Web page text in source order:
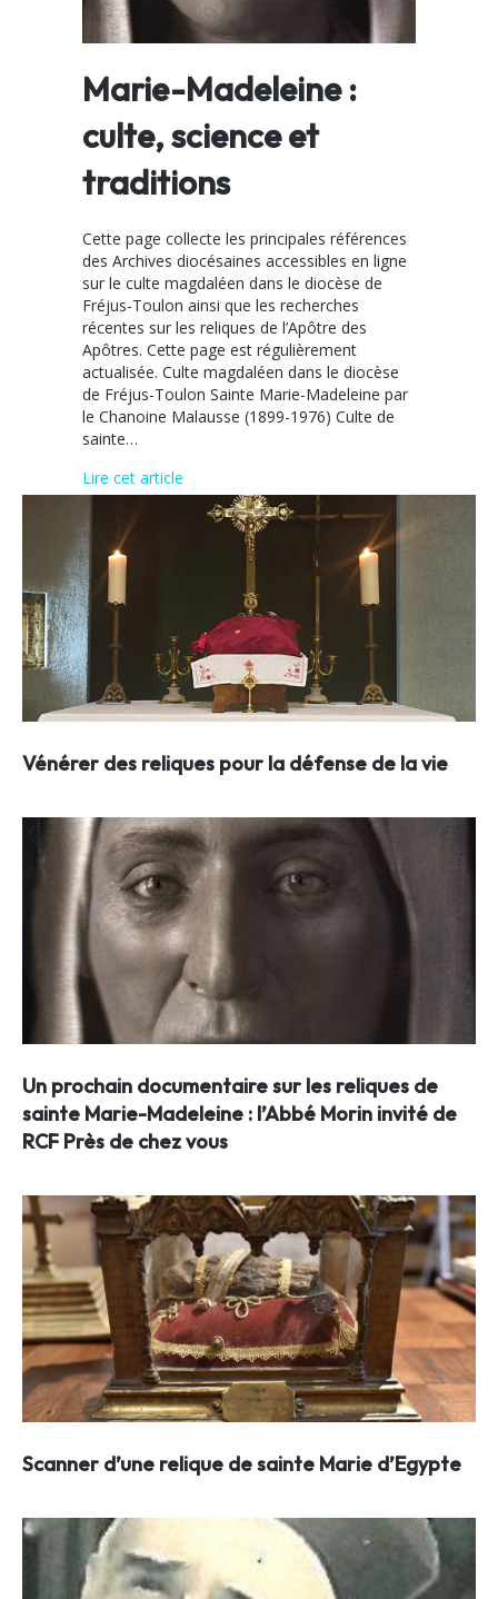
Marie-Madeleine :
culte, science et
traditions
Cette page collecte les principales références
des Archives diocésaines accessibles en ligne
sur le culte magdaléen dans le diocèse de
Fréjus-Toulon ainsi que les recherches
récentes sur les reliques de l’Apôtre des
Apôtres. Cette page est régulièrement
actualisée. Culte magdaléen dans le diocèse
de Fréjus-Toulon Sainte Marie-Madeleine par
le Chanoine Malausse (1899-1976) Culte de
sainte…
Lire cet article
Vénérer des reliques pour la défense de la vie
Un prochain documentaire sur les reliques de
sainte Marie-Madeleine : l’Abbé Morin invité de
RCF Près de chez vous
Scanner d’une relique de sainte Marie d’Egypte